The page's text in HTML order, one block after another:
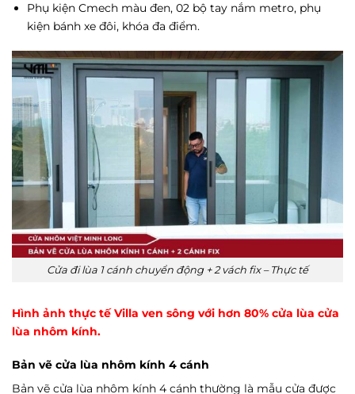
Phụ kiện Cmech màu đen, 02 bộ tay nắm metro, phụ
kiện bánh xe đôi, khóa đa điểm.
Cửa đi lùa 1 cánh chuyển động + 2 vách fix – Thực tế
Hình ảnh thực tế Villa ven sông với hơn 80% cửa lùa cửa
lùa nhôm kính.
Bản vẽ cửa lùa nhôm kính 4 cánh
Bản vẽ cửa lùa nhôm kính 4 cánh thường là mẫu cửa được